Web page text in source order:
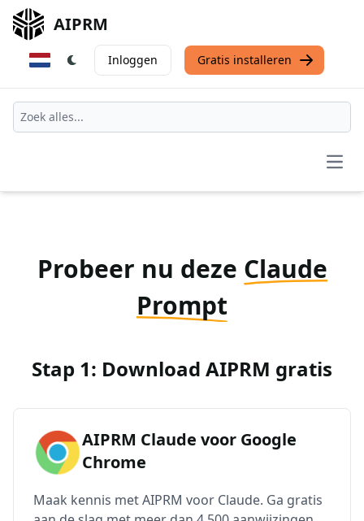
AIPRM
Inloggen Gratis installeren
Probeer nu deze Claude
Prompt
Stap 1: Download AIPRM gratis
AIPRM Claude voor Google
Chrome
Maak kennis met AIPRM voor Claude. Ga gratis